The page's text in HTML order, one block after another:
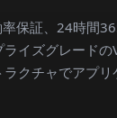
保証、24時間
イズグレードの
クチャでアプ